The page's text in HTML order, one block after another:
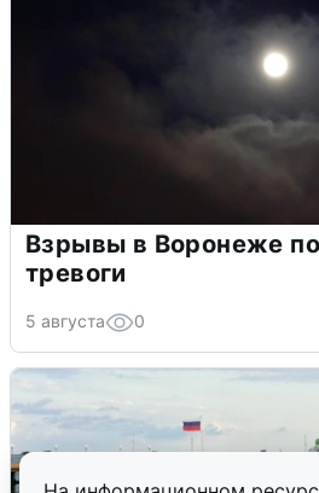
Взрывы в Воронеже
тревоги
5 августа 0